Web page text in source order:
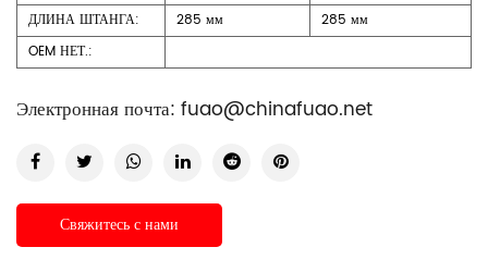
ДЛИНА ШТАНГА:
285 мм
285 мм
OEM НЕТ.:
Электронная почта: fuao@chinafuao.net
Свяжитесь с нами